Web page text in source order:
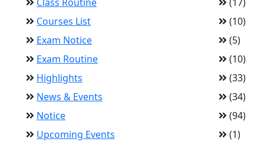
Courses List
(10)
Exam Notice
(5)
Exam Routine
(10)
Highlights
(33)
News & Events
(34)
Notice
(94)
Upcoming Events
(1)